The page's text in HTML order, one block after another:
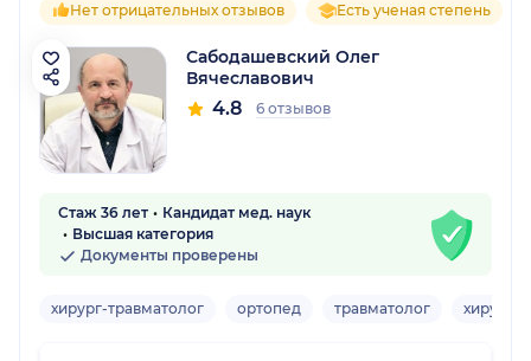
Нет отрицательных отзывов Есть ученая степень
Сабодашевский Олег
Вячеславович
4.8 6 отзывов
Стаж 36 лет
Кандидат мед. наук
Высшая категория
Документы проверены
хирург-травматолог ортопед травматолог хирург-